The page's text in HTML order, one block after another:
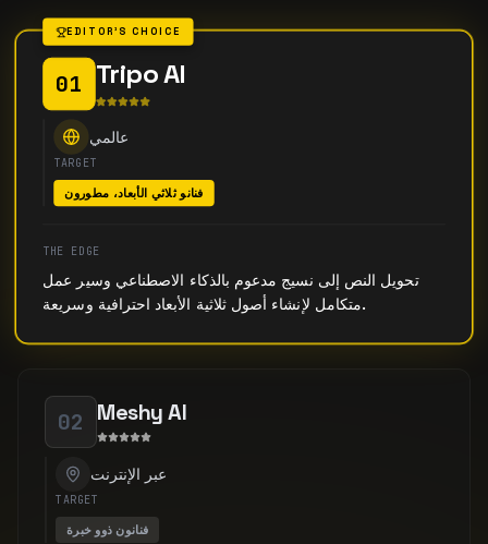
EDITOR'S CHOICE
01 Tripo AI
عالمي
TARGET
فنانو ثلاثي الأبعاد، مطورون
THE EDGE
تحويل النص إلى نسيج مدعوم بالذكاء الاصطناعي وسير عمل
متكامل لإنشاء أصول ثلاثية الأبعاد احترافية وسريعة.
02 Meshy AI
عبر الإنترنت
TARGET
فنانون ذوو خبرة